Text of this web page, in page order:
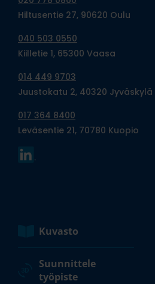
Hiltusentie 27, 90620 Oulu
040 503 0550
Kiilletie 1, 65300 Vaasa
014 449 9703
Juustokatu 2, 40320 Jyväskylä
017 364 8400
Leväsentie 21, 70780 Kuopio
Kuvasto
Suunnittele
työpiste